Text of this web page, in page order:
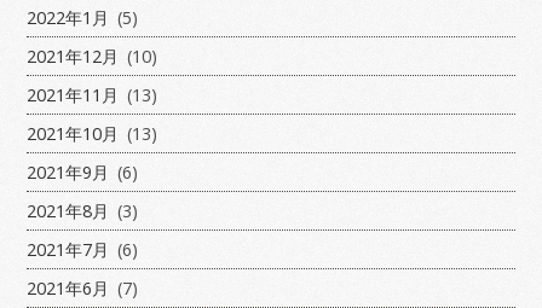
2022年1月 (5)
2021年12月 (10)
2021年11月 (13)
2021年10月 (13)
2021年9月 (6)
2021年8月 (3)
2021年7月 (6)
2021年6月 (7)